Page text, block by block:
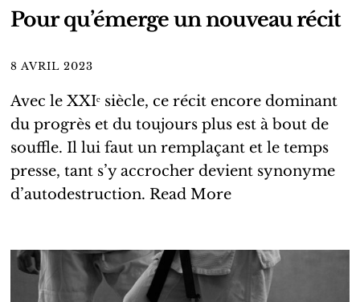
Pour qu’émerge un nouveau récit
8 AVRIL 2023
Avec le XXIᵉ siècle, ce récit encore dominant
du progrès et du toujours plus est à bout de
souffle. Il lui faut un remplaçant et le temps
presse, tant s’y accrocher devient synonyme
d’autodestruction.Read More